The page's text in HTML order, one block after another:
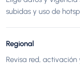
subidas y uso de
Regional
Revisa red,